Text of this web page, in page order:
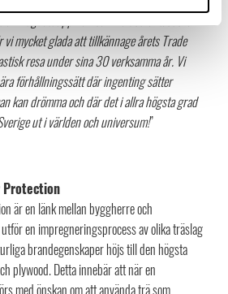
viktigt att uppmärksamma det fantastiska
mycket glada att tillkännage årets Trade
resa under sina 30 verksamma år. Vi
förhållningssätt där ingenting sätter
kan drömma och där det i allra högsta grad
ut i världen och universum!”
Protection
är en länk mellan byggherre och
en impregneringsprocess av olika träslag
brandegenskaper höjs till den högsta
plywood. Detta innebär att när en
med önskan om att använda trä som